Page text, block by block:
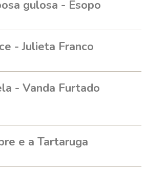
gulosa - Esopo
- Julieta Franco
- Vanda Furtado
e a Tartaruga